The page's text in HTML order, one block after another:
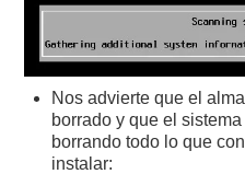
Nos advierte que el
borrado y que el
borrando todo lo que
instalar: